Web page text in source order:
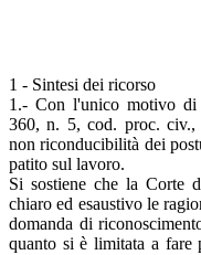
1 - Sintesi dei ricorso
1.- Con l'unico motivo di
360, n. 5, cod. proc. civ.,
non riconducibilità dei
patito sul lavoro.
Si sostiene che la Corte
chiaro ed esaustivo le
domanda di
quanto si è limitata a fare